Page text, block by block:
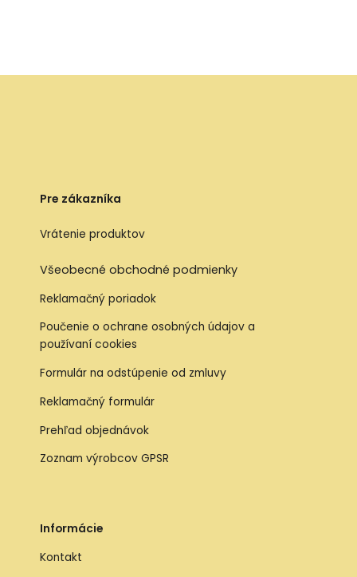
Pre zákazníka
Vrátenie produktov
Všeobecné obchodné podmienky
Reklamačný poriadok
Poučenie o ochrane osobných údajov a
používaní cookies
Formulár na odstúpenie od zmluvy
Reklamačný formulár
Prehľad objednávok
Zoznam výrobcov GPSR
Informácie
Kontakt